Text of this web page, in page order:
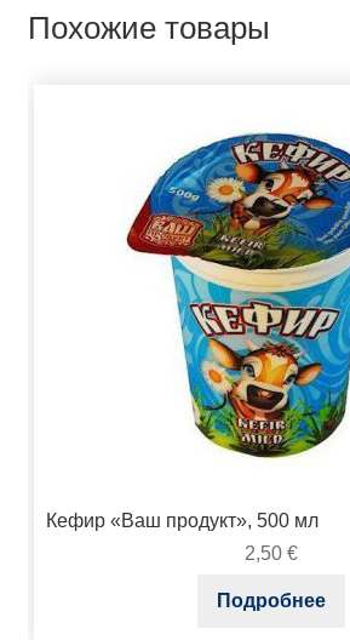
Похожие товары
Кефир «Ваш продукт», 500 мл
2,50 €
Подробнее